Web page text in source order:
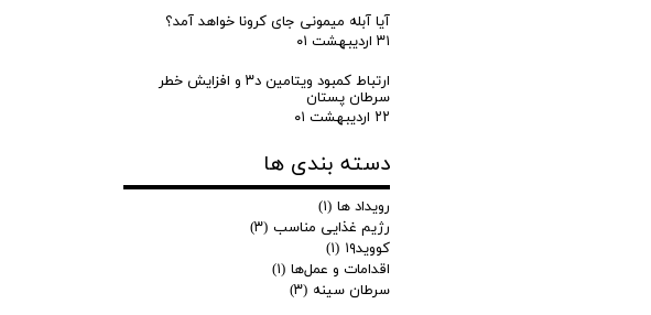
آیا آبله میمونی جای کرونا خواهد آمد؟
۳۱ اردیبهشت ۰۱
ارتباط کمبود ویتامین د۳ و افزایش خطر
سرطان پستان
۲۲ اردیبهشت ۰۱
دسته بندی ها
رویداد ها (۱)
رژیم غذایی مناسب (۳)
کووید۱۹
(۱)
اقدامات و عمل‌ها (۱)
سرطان سینه (۳)